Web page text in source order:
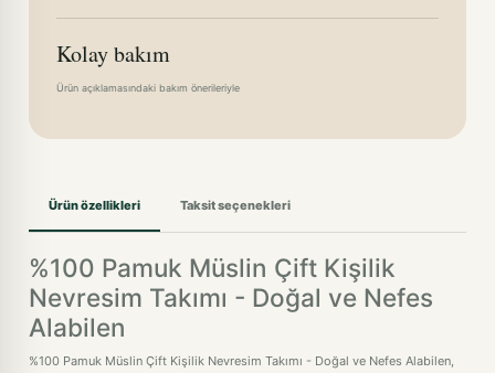
Kolay bakım
Ürün açıklamasındaki bakım önerileriyle
Ürün özellikleri Taksit seçenekleri
%100 Pamuk Müslin Çift Kişilik
Nevresim Takımı - Doğal ve Nefes
Alabilen
%100 Pamuk Müslin Çift Kişilik Nevresim Takımı - Doğal ve Nefes Alabilen,